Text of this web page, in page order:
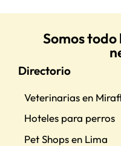
Somos todo
Directorio
Veterinarias en
Hoteles para perros
Pet Shops en Lima